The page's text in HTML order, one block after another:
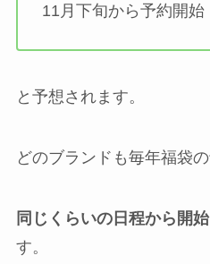
11月下旬から予約開始
と予想されます。
どのブランドも毎年福袋
同じくらいの日程から開始
す。